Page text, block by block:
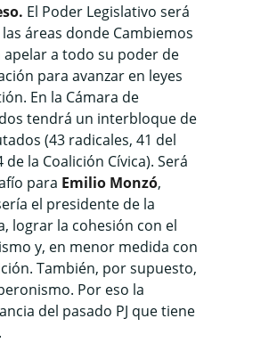
El Poder Legislativo será
áreas donde Cambiemos
apelar a todo su poder de
para avanzar en leyes
En la Cámara de
tendrá un interbloque de
(43 radicales, 41 del
de la Coalición Cívica). Será
para Emilio Monzó,
el presidente de la
lograr la cohesión con el
y, en menor medida con
También, por supuesto,
Por eso la
del pasado PJ que tiene